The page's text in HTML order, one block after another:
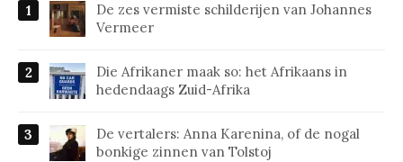
De zes vermiste schilderijen van Johannes
Vermeer
Die Afrikaner maak so: het Afrikaans in
hedendaags Zuid-Afrika
De vertalers: Anna Karenina, of de nogal
bonkige zinnen van Tolstoj